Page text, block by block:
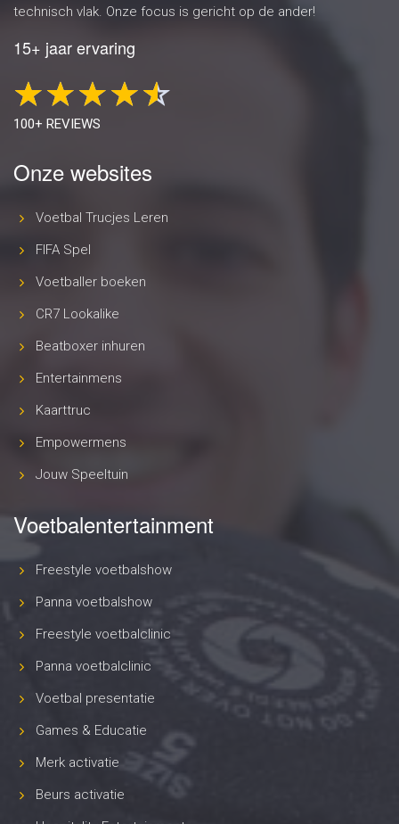
technisch vlak. Onze focus is gericht op de ander!
15+ jaar ervaring
100+ REVIEWS
Onze websites
Voetbal Trucjes Leren
FIFA Spel
Voetballer boeken
CR7 Lookalike
Beatboxer inhuren
Entertainmens
Kaarttruc
Empowermens
Jouw Speeltuin
Voetbalentertainment
Freestyle voetbalshow
Panna voetbalshow
Freestyle voetbalclinic
Panna voetbalclinic
Voetbal presentatie
Games & Educatie
Merk activatie
Beurs activatie